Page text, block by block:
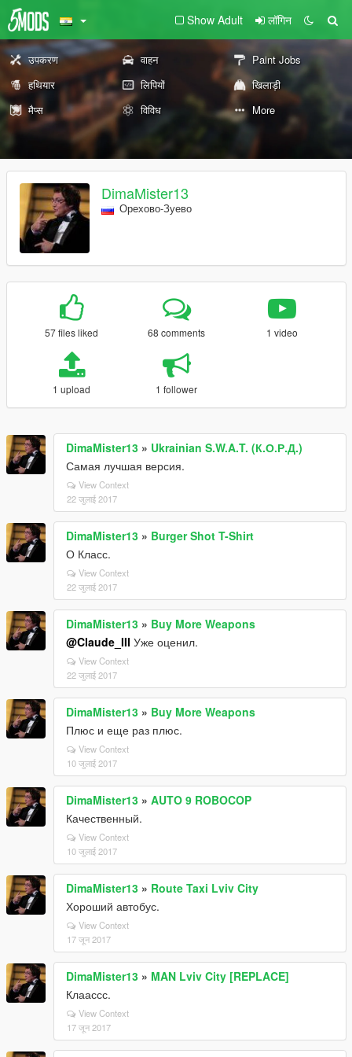
Show Adult लॉगिन
उपकरण वाहन
Paint Jobs
हथियार
लिपियों
खिलाड़ी
मैप्स
विविध More
DimaMister13
Орехово-Зуево
57 files liked 68 comments 1 video
1 upload 1 follower
DimaMister13 » Ukrainian S.W.A.T. (К.О.Р.Д.)
Самая лучшая версия.
View Context
22 जुलाई 2017
DimaMister13 » Burger Shot T-Shirt
О Класс.
View Context
22 जुलाई 2017
DimaMister13 » Buy More Weapons
@Claude_III Уже оценил.
View Context
22 जुलाई 2017
DimaMister13 » Buy More Weapons
Плюс и еще раз плюс.
View Context
10 जुलाई 2017
DimaMister13 » AUTO 9 ROBOCOP
Качественный.
View Context
10 जुलाई 2017
DimaMister13 » Route Taxi Lviv City
Хороший автобус.
View Context
17 जून 2017
DimaMister13 » MAN Lviv City [REPLACE]
Клаассс.
View Context
17 जून 2017